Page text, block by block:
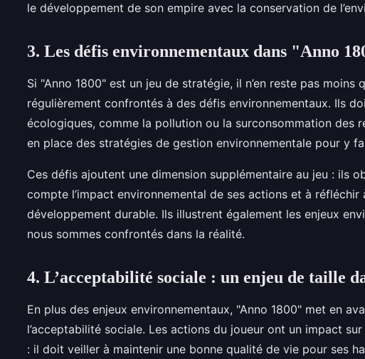
le développement de son empire avec la conservation de
3. Les défis environnementaux dans "Anno
Si "Anno 1800" est un jeu de stratégie, il n’en reste pas moins
régulièrement confrontés à des défis environnementaux. Ils
écologiques, comme la pollution ou la surconsommation des
en place des stratégies de gestion environnementale pour y
Ces défis ajoutent une dimension supplémentaire au jeu : ils
compte l’impact environnemental de ses actions et à réfléchir
développement durable. Ils illustrent également les enjeux
nous sommes confrontés dans la réalité.
4. L’acceptabilité sociale : un enjeu de taille
En plus des enjeux environnementaux, "Anno 1800" met en
l’acceptabilité sociale. Les actions du joueur ont un impact
: il doit veiller à maintenir une bonne qualité de vie pour ses